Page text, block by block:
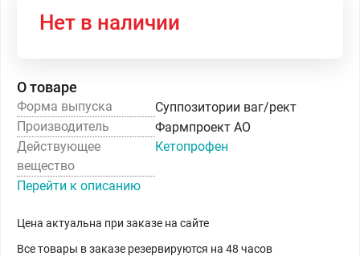
Нет в наличии
О товаре
Форма выпуска
Суппозитории ваг/рект
Производитель
Фармпроект АО
Действующее
вещество
Кетопрофен
Перейти к описанию
Цена актуальна при заказе на сайте
Все товары в заказе резервируются на 48 часов